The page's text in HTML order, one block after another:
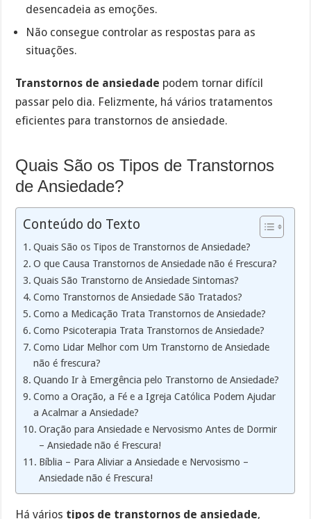
desencadeia as emoções.
Não consegue controlar as respostas para as
situações.
Transtornos de ansiedade podem tornar difícil
passar pelo dia. Felizmente, há vários tratamentos
eficientes para transtornos de ansiedade.
Quais São os Tipos de Transtornos
de Ansiedade?
Conteúdo do Texto
Quais São os Tipos de Transtornos de Ansiedade?
O que Causa Transtornos de Ansiedade não é Frescura?
Quais São Transtorno de Ansiedade Sintomas?
Como Transtornos de Ansiedade São Tratados?
Como a Medicação Trata Transtornos de Ansiedade?
Como Psicoterapia Trata Transtornos de Ansiedade?
Como Lidar Melhor com Um Transtorno de Ansiedade
não é frescura?
Quando Ir à Emergência pelo Transtorno de Ansiedade?
Como a Oração, a Fé e a Igreja Católica Podem Ajudar
a Acalmar a Ansiedade?
Oração para Ansiedade e Nervosismo Antes de Dormir
– Ansiedade não é Frescura!
Bíblia – Para Aliviar a Ansiedade e Nervosismo –
Ansiedade não é Frescura!
Há vários tipos de transtornos de ansiedade,